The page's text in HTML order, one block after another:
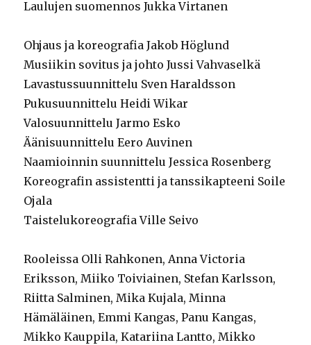
Laulujen suomennos Jukka Virtanen
Ohjaus ja koreografia Jakob Höglund
Musiikin sovitus ja johto Jussi Vahvaselkä
Lavastussuunnittelu Sven Haraldsson
Pukusuunnittelu Heidi Wikar
Valosuunnittelu Jarmo Esko
Äänisuunnittelu Eero Auvinen
Naamioinnin suunnittelu Jessica Rosenberg
Koreografin assistentti ja tanssikapteeni Soile
Ojala
Taistelukoreografia Ville Seivo
Rooleissa Olli Rahkonen, Anna Victoria
Eriksson, Miiko Toiviainen, Stefan Karlsson,
Riitta Salminen, Mika Kujala, Minna
Hämäläinen, Emmi Kangas, Panu Kangas,
Mikko Kauppila, Katariina Lantto, Mikko